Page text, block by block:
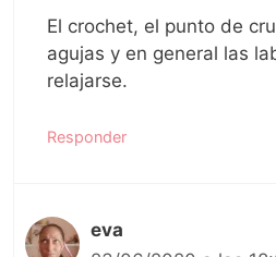
El crochet, el punto de
agujas y en general las
relajarse.
Responder
eva